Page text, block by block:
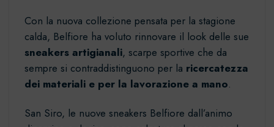
Con la nuova collezione pensata per la stagione
calda, Belfiore ha voluto rinnovare il look delle sue
sneakers artigianali, scarpe sportive che da
sempre si contraddistinguono per la ricercatezza
dei materiali e per la lavorazione a mano.
San Siro, le nuove sneakers Belfiore dall’animo